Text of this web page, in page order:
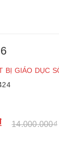
BỊ GIÁO DỤC
14.000.000₫